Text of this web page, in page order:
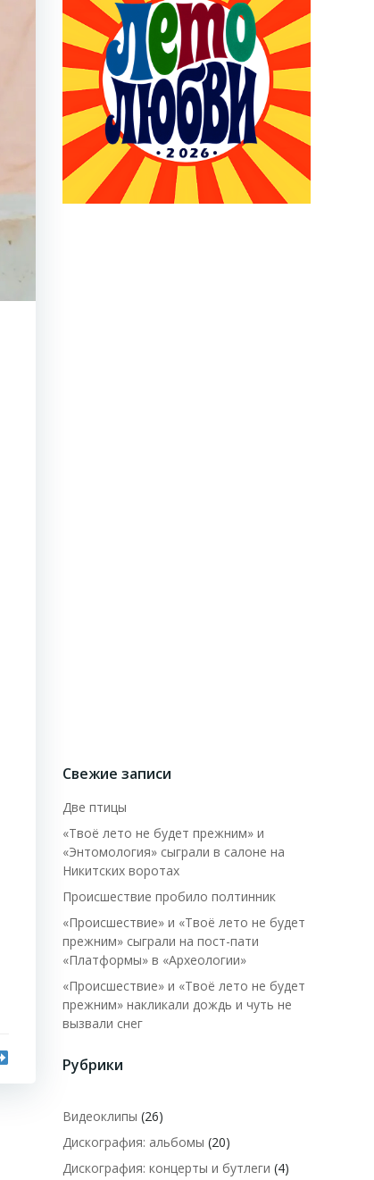
Свежие записи
Две птицы
«Твоё лето не будет прежним» и
«Энтомология» сыграли в салоне на
Никитских воротах
Происшествие пробило полтинник
«Происшествие» и «Твоё лето не будет
прежним» сыграли на пост-пати
«Платформы» в «Археологии»
«Происшествие» и «Твоё лето не будет
прежним» накликали дождь и чуть не
вызвали снег
Рубрики
Видеоклипы (26)
Дискография: альбомы (20)
Дискография: концерты и бутлеги (4)